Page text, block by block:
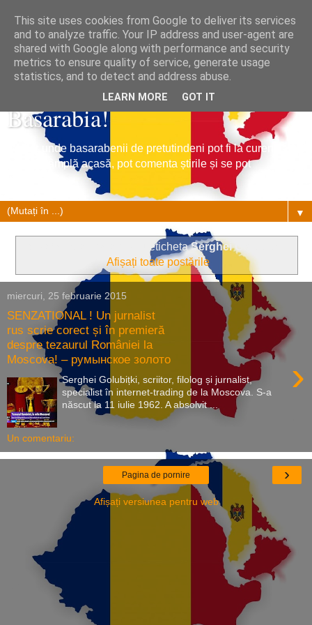
Tribuna Basarabiei, Stiri din
Basarabia!
Un loc unde basarabenii de pretutindeni pot fi la curent cu
ce se întâmplă acasă, pot comenta știrile și se pot
▼
Se afișează postările cu etichetaSerghei Golubițki
Afișați toate postările
miercuri, 25 februarie 2015
SENZATIONAL ! Un jurnalist
rus scrie corect și în premieră
despre tezaurul României la
Moscova! – румынское золото
›
Serghei Golubițki, scriitor, filolog și jurnalist,
specialist în internet-trading de la Moscova. S-a
născut la 11 iulie 1962. A absolvit ...
Un comentariu:
›
Pagina de pornire
Afișați versiunea pentru web
This site uses cookies from Google to deliver its services
and to analyze traffic. Your IP address and user-agent are
shared with Google along with performance and security
metrics to ensure quality of service, generate usage
statistics, and to detect and address abuse.
LEARN MORE GOT IT